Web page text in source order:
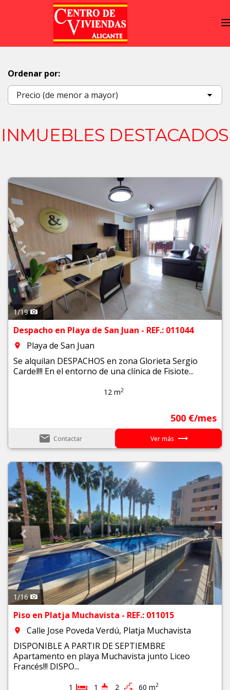
Ordenar por:
INMUEBLES DESTACADOS
Previous Next
1/19
Despacho en Playa de San Juan - REF.: 011044
room
Playa de San Juan
Se alquilan DESPACHOS en zona Glorieta Sergio
Cardel!!! En el entorno de una clínica de Fisiote...
12 m2
500 €/mes
email Contactar Ver más trending_flat
Previous Next
1/16
Piso en Platja Muchavista - REF.: 011015
room
Calle Jose Poveda Verdú, Platja Muchavista
DISPONIBLE A PARTIR DE SEPTIEMBRE
Apartamento en playa Muchavista junto Liceo
Francés!!! DISPO...
1 1 2 60 m2